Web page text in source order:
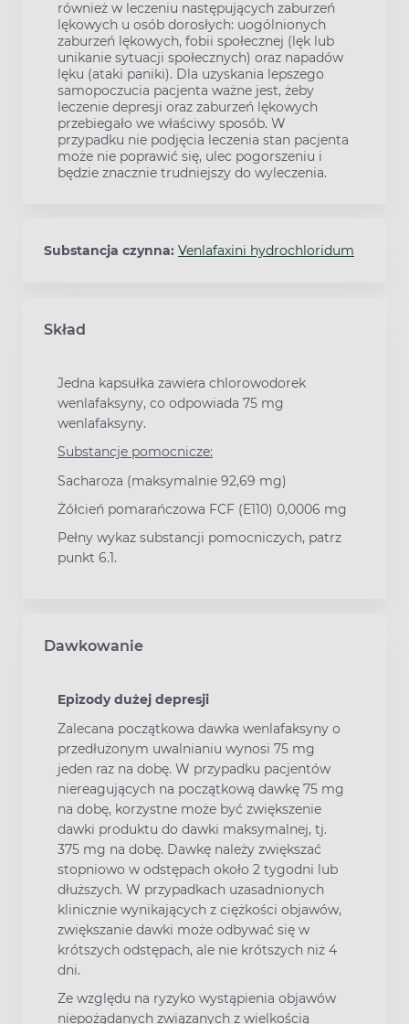
również w leczeniu następujących zaburzeń
lękowych u osób dorosłych: uogólnionych
zaburzeń lękowych, fobii społecznej (lęk lub
unikanie sytuacji społecznych) oraz napadów
lęku (ataki paniki). Dla uzyskania lepszego
samopoczucia pacjenta ważne jest, żeby
leczenie depresji oraz zaburzeń lękowych
przebiegało we właściwy sposób. W
przypadku nie podjęcia leczenia stan pacjenta
może nie poprawić się, ulec pogorszeniu i
będzie znacznie trudniejszy do wyleczenia.
Substancja czynna: Venlafaxini hydrochloridum
Skład
Jedna kapsułka zawiera chlorowodorek
wenlafaksyny, co odpowiada 75 mg
wenlafaksyny.
Substancje pomocnicze:
Sacharoza (maksymalnie 92,69 mg)
Żółcień pomarańczowa FCF (E110) 0,0006 mg
Pełny wykaz substancji pomocniczych, patrz
punkt 6.1.
Dawkowanie
Epizody dużej depresji
Zalecana początkowa dawka wenlafaksyny o
przedłużonym uwalnianiu wynosi 75 mg
jeden raz na dobę. W przypadku pacjentów
niereagujących na początkową dawkę 75 mg
na dobę, korzystne może być zwiększenie
dawki produktu do dawki maksymalnej, tj.
375 mg na dobę. Dawkę należy zwiększać
stopniowo w odstępach około 2 tygodni lub
dłuższych. W przypadkach uzasadnionych
klinicznie wynikających z ciężkości objawów,
zwiększanie dawki może odbywać się w
krótszych odstępach, ale nie krótszych niż 4
dni.
Ze względu na ryzyko wystąpienia objawów
niepożądanych związanych z wielkością